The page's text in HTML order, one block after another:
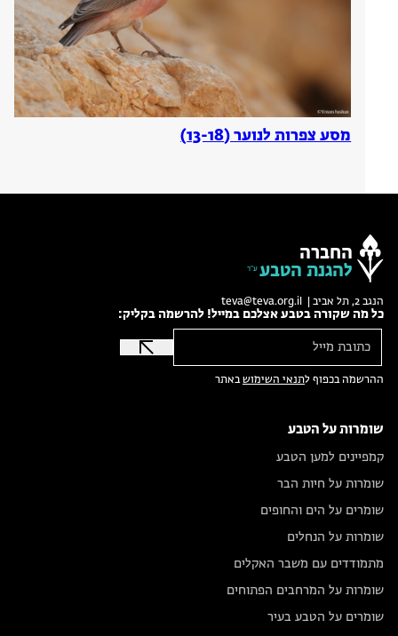
מסע צפרות לנוער (13-18)
החברה
להגנת הטבע
הנגב 2, תל אביב | teva@teva.org.il
כל מה שקורה בטבע אצלכם במייל! להרשמה בקליק:
ההרשמה בכפוף לתנאי השימושבאתר
שומרות על הטבע
קמפיינים למען הטבע
שומרות על חיות הבר
שומרים על הים והחופים
שומרות על הנחלים
מתמודדים עם משבר האקלים
שומרות על המרחבים הפתוחים
שומרים על הטבע בעיר